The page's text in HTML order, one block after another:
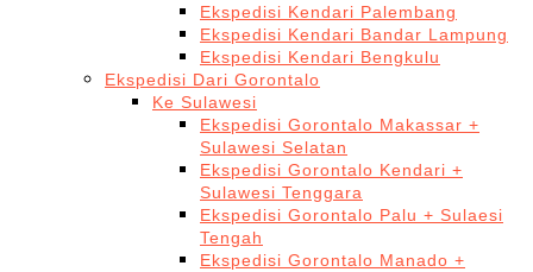
Ekspedisi Kendari Palembang
Ekspedisi Kendari Bandar Lampung
Ekspedisi Kendari Bengkulu
Ekspedisi Dari Gorontalo
Ke Sulawesi
Ekspedisi Gorontalo Makassar +
Sulawesi Selatan
Ekspedisi Gorontalo Kendari +
Sulawesi Tenggara
Ekspedisi Gorontalo Palu + Sulaesi
Tengah
Ekspedisi Gorontalo Manado +